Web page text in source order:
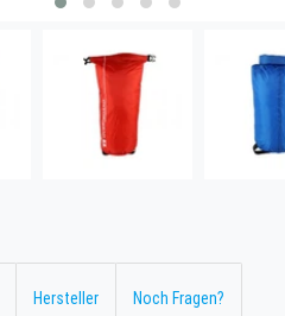
Hersteller Noch Fragen?